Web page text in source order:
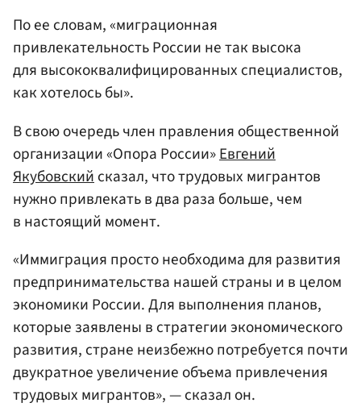
По ее словам, «миграционная
привлекательность России не так высока
для высококвалифицированных специалистов,
как хотелось бы».
В свою очередь член правления общественной
организации «Опора России»Евгений
Якубовский сказал, что трудовых мигрантов
нужно привлекать в два раза больше, чем
в настоящий момент.
«Иммиграция просто необходима для развития
предпринимательства нашей страны и в целом
экономики России. Для выполнения планов,
которые заявлены в стратегии экономического
развития, стране неизбежно потребуется почти
двукратное увеличение объема привлечения
трудовых мигрантов», — сказал он.